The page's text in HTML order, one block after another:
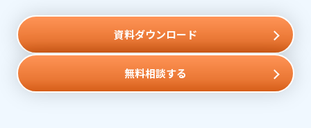
資料ダウンロード
無料相談する